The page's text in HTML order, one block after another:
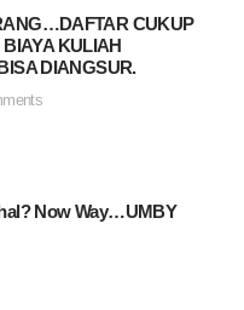
CUKUP
KULIAH
DIANGSUR.
Now Way…UMBY